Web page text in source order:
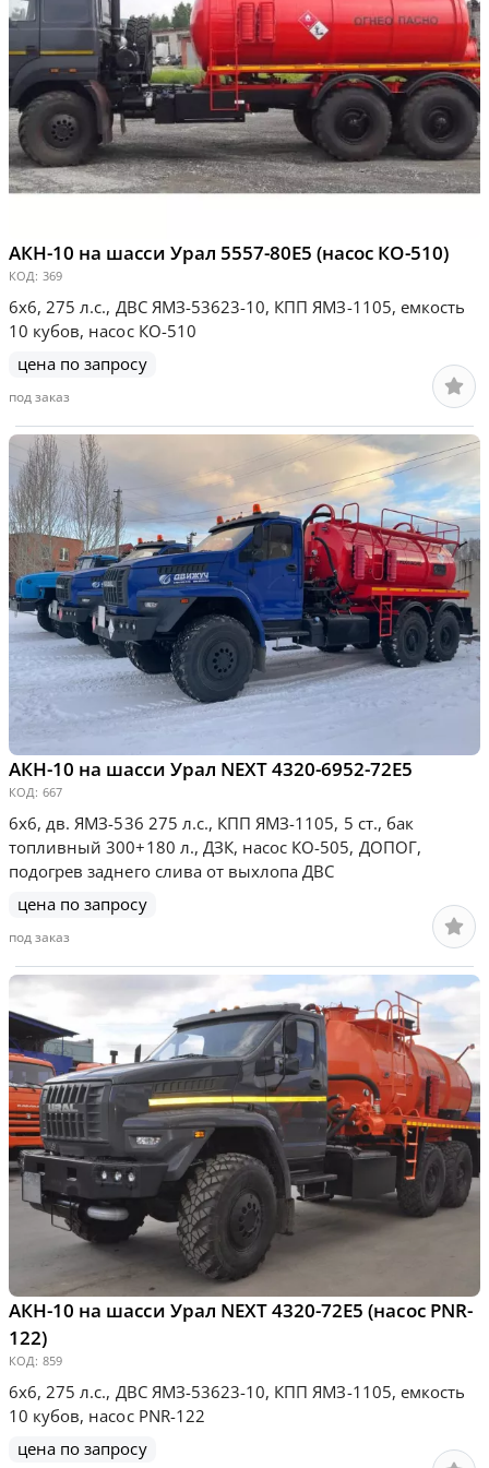
АКН-10 на шасси Урал 5557-80Е5 (насос КО-510)
КОД: 369
6х6, 275 л.с., ДВС ЯМЗ-53623-10, КПП ЯМЗ-1105, емкость
10 кубов, насос КО-510
цена по запросу
под заказ
АКН-10 на шасси Урал NEXT 4320-6952-72Е5
КОД: 667
6х6, дв. ЯМЗ-536 275 л.с., КПП ЯМЗ-1105, 5 ст., бак
топливный 300+180 л., ДЗК, насос КО-505, ДОПОГ,
подогрев заднего слива от выхлопа ДВС
цена по запросу
под заказ
АКН-10 на шасси Урал NEXT 4320-72Е5 (насос PNR-
122)
КОД: 859
6х6, 275 л.с., ДВС ЯМЗ-53623-10, КПП ЯМЗ-1105, емкость
10 кубов, насос PNR-122
цена по запросу